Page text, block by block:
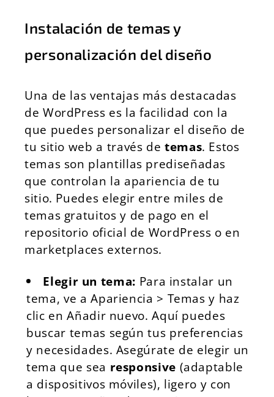
Instalación de temas y
personalización del diseño
Una de las ventajas más destacadas
de WordPress es la facilidad con la
que puedes personalizar el diseño de
tu sitio web a través de temas. Estos
temas son plantillas prediseñadas
que controlan la apariencia de tu
sitio. Puedes elegir entre miles de
temas gratuitos y de pago en el
repositorio oficial de WordPress o en
marketplaces externos.
Elegir un tema: Para instalar un
tema, ve a Apariencia > Temas y haz
clic en Añadir nuevo. Aquí puedes
buscar temas según tus preferencias
y necesidades. Asegúrate de elegir un
tema que sea responsive (adaptable
a dispositivos móviles), ligero y con